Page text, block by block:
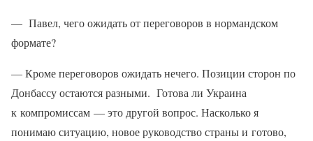
— Павел, чего ожидать от переговоров в нормандском
формате?
— Кроме переговоров ожидать нечего. Позиции сторон по
Донбассу остаются разными. Готова ли Украина
к компромиссам — это другой вопрос. Насколько я
понимаю ситуацию, новое руководство страны и готово,